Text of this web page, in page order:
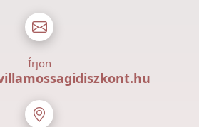
Írjon